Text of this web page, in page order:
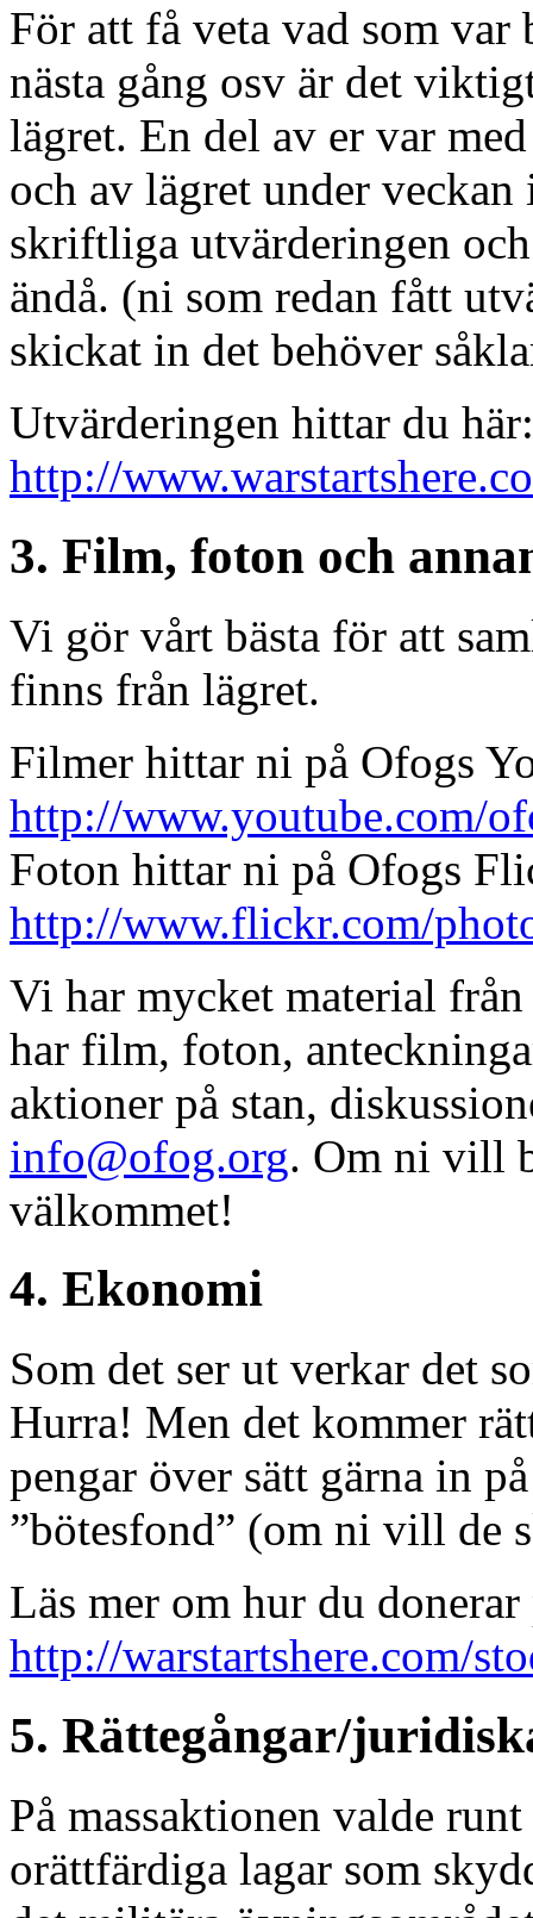
För att få veta vad som
nästa gång osv är det
lägret. En del av er var
och av lägret under
skriftliga utvärderingen
ändå. (ni som redan fått
skickat in det behöver
Utvärderingen hittar du här:
http://
3. Film, foton och
Vi gör vårt bästa för att
finns från lägret.
Filmer hittar ni på Ofogs
http://www.youtube.com/
Foton hittar ni på Ofogs
http://www.flickr.com/
Vi har mycket material
har film, foton,
aktioner på stan,
info@ofog.org. Om ni vill
välkommet!
4. Ekonomi
Som det ser ut verkar det
Hurra! Men det kommer
pengar över sätt gärna in
”bötesfond” (om ni vill de
Läs mer om hur du
http://warstartshere.com/
5. Rättegångar/
På massaktionen valde
orättfärdiga lagar som